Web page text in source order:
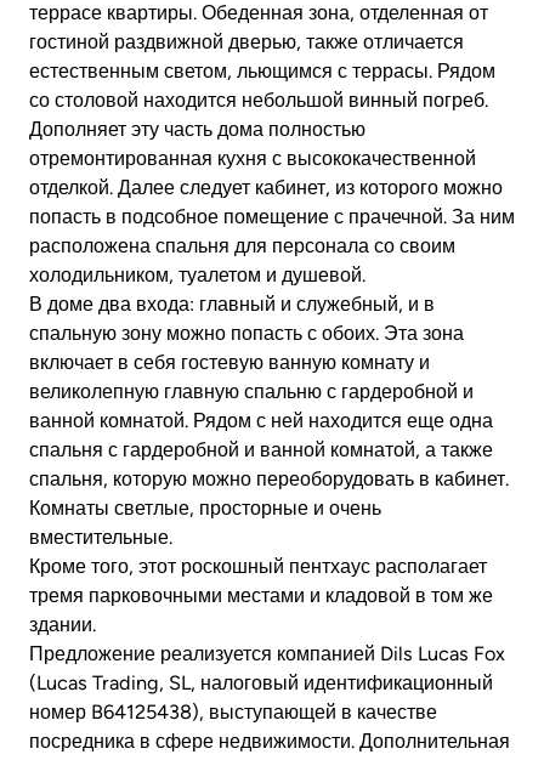
террасе квартиры. Обеденная зона, отделенная от
гостиной раздвижной дверью, также отличается
естественным светом, льющимся с террасы. Рядом
со столовой находится небольшой винный погреб.
Дополняет эту часть дома полностью
отремонтированная кухня с высококачественной
отделкой. Далее следует кабинет, из которого можно
попасть в подсобное помещение с прачечной. За ним
расположена спальня для персонала со своим
холодильником, туалетом и душевой.
В доме два входа: главный и служебный, и в
спальную зону можно попасть с обоих. Эта зона
включает в себя гостевую ванную комнату и
великолепную главную спальню с гардеробной и
ванной комнатой. Рядом с ней находится еще одна
спальня с гардеробной и ванной комнатой, а также
спальня, которую можно переоборудовать в кабинет.
Комнаты светлые, просторные и очень
вместительные.
Кроме того, этот роскошный пентхаус располагает
тремя парковочными местами и кладовой в том же
здании.
Предложение реализуется компанией Dils Lucas Fox
(Lucas Trading, SL, налоговый идентификационный
номер B64125438), выступающей в качестве
посредника в сфере недвижимости. Дополнительная